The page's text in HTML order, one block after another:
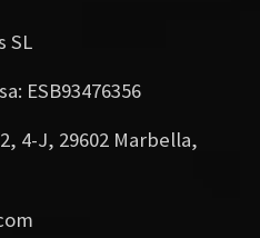
SL
ESB93476356
4-J, 29602 Marbella,